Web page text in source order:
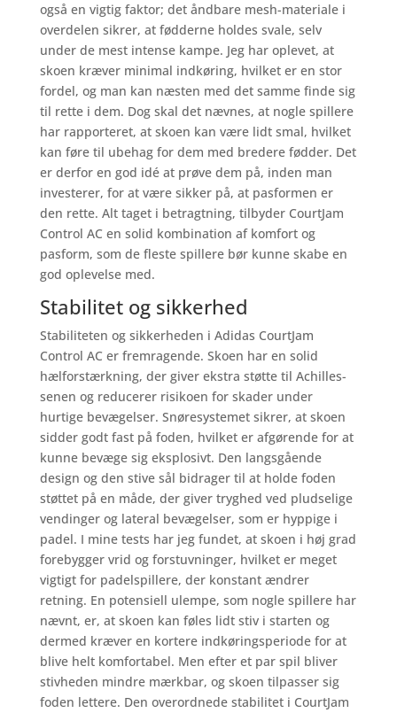
også en vigtig faktor; det åndbare mesh-materiale i
overdelen sikrer, at fødderne holdes svale, selv
under de mest intense kampe. Jeg har oplevet, at
skoen kræver minimal indkøring, hvilket er en stor
fordel, og man kan næsten med det samme finde sig
til rette i dem. Dog skal det nævnes, at nogle spillere
har rapporteret, at skoen kan være lidt smal, hvilket
kan føre til ubehag for dem med bredere fødder. Det
er derfor en god idé at prøve dem på, inden man
investerer, for at være sikker på, at pasformen er
den rette. Alt taget i betragtning, tilbyder CourtJam
Control AC en solid kombination af komfort og
pasform, som de fleste spillere bør kunne skabe en
god oplevelse med.
Stabilitet og sikkerhed
Stabiliteten og sikkerheden i Adidas CourtJam
Control AC er fremragende. Skoen har en solid
hælforstærkning, der giver ekstra støtte til Achilles-
senen og reducerer risikoen for skader under
hurtige bevægelser. Snøresystemet sikrer, at skoen
sidder godt fast på foden, hvilket er afgørende for at
kunne bevæge sig eksplosivt. Den langsgående
design og den stive sål bidrager til at holde foden
støttet på en måde, der giver tryghed ved pludselige
vendinger og lateral bevægelser, som er hyppige i
padel. I mine tests har jeg fundet, at skoen i høj grad
forebygger vrid og forstuvninger, hvilket er meget
vigtigt for padelspillere, der konstant ændrer
retning. En potensiell ulempe, som nogle spillere har
nævnt, er, at skoen kan føles lidt stiv i starten og
dermed kræver en kortere indkøringsperiode for at
blive helt komfortabel. Men efter et par spil bliver
stivheden mindre mærkbar, og skoen tilpasser sig
foden lettere. Den overordnede stabilitet i CourtJam